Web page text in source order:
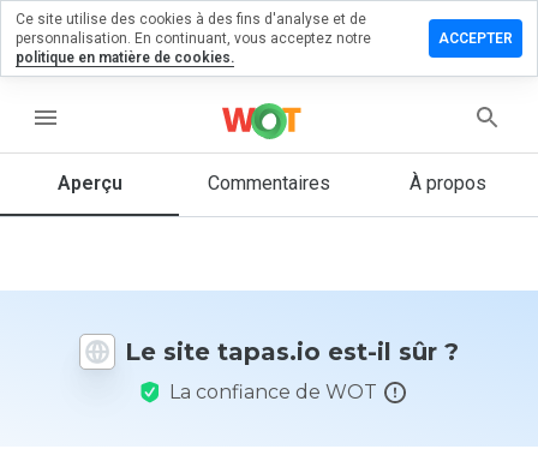
menu
Aperçu Commentaires À propos
Le site tapas.io est-il sûr ?
La confiance de WOT
un
Quelle
donneriez-
Ce site utilise des cookies à des fins d'analyse et de
personnalisation. En continuant, vous acceptez notre
politique en matière de cookies.
ACCEPTER